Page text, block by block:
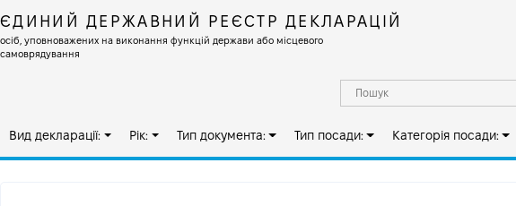
ЄДИНИЙ ДЕРЖАВНИЙ РЕЄСТР ДЕКЛАРАЦІЙ
осіб, уповноважених на виконання функцій держави або місцевого
самоврядування
Вид декларації: Рік: Тип документа: Тип посади: Категорія посади: